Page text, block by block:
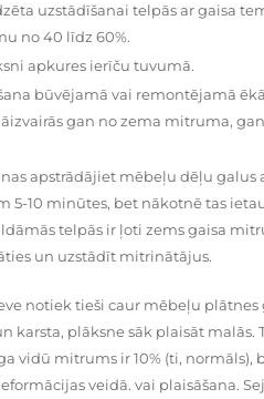
uzstādīšanai telpās ar gaisa
no 40 līdz 60%.
apkures ierīču tuvumā.
būvējamā vai remontējamā
gan no zema mitruma,
apstrādājiet mēbeļu dēļu galus
5-10 minūtes, bet nākotnē tas
telpās ir ļoti zems gaisa
un uzstādīt mitrinātājus.
notiek tieši caur mēbeļu
karsta, plāksne sāk plaisāt malās.
vidū mitrums ir 10% (ti, normāls),
veidā. vai plaisāšana.